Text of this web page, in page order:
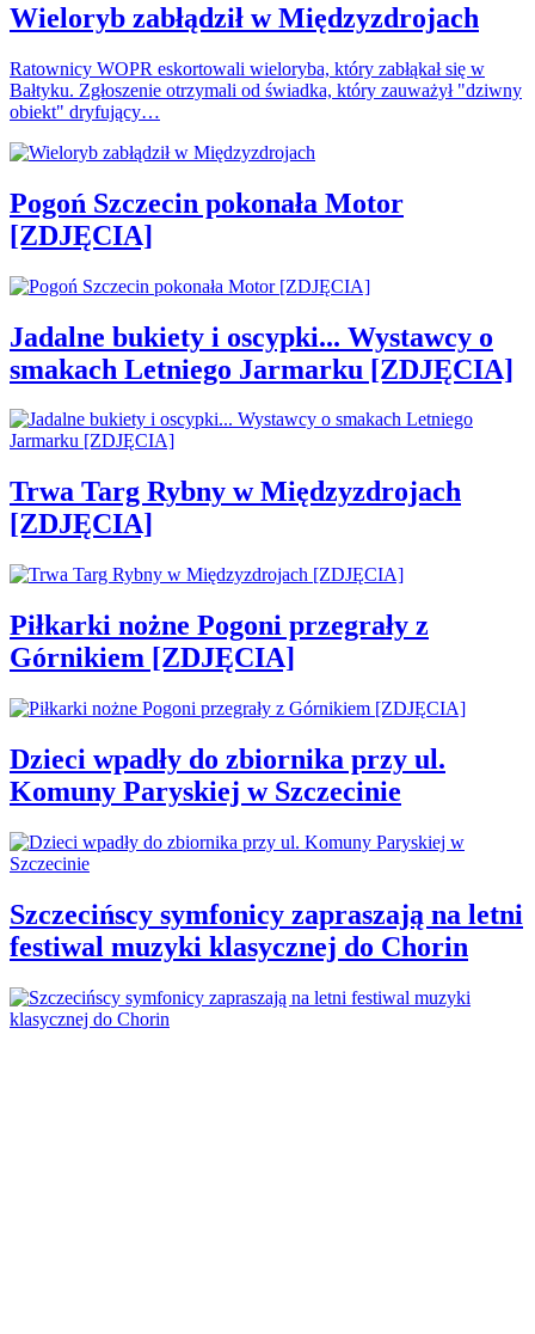
Wieloryb zabłądził w Międzyzdrojach
Ratownicy WOPR eskortowali wieloryba, który zabłąkał się w
Bałtyku. Zgłoszenie otrzymali od świadka, który zauważył "dziwny
obiekt" dryfujący…
Pogoń Szczecin pokonała Motor
[ZDJĘCIA]
Jadalne bukiety i oscypki... Wystawcy o
smakach Letniego Jarmarku [ZDJĘCIA]
Trwa Targ Rybny w Międzyzdrojach
[ZDJĘCIA]
Piłkarki nożne Pogoni przegrały z
Górnikiem [ZDJĘCIA]
Dzieci wpadły do zbiornika przy ul.
Komuny Paryskiej w Szczecinie
Szczecińscy symfonicy zapraszają na letni
festiwal muzyki klasycznej do Chorin